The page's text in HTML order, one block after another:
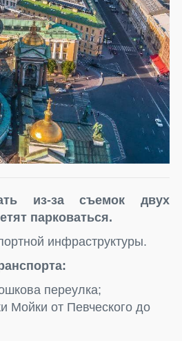
из-за съемок двух
парковаться.
инфраструктуры.
переулка;
Мойки от Певческого до